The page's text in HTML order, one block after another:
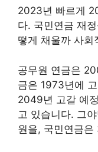
2023년 빠르게
다. 국민연금 재
떻게 채울까 사회
공무원 연금은
금은 1973년에
2049년 고갈 예
고 있습니다. 그
원을, 국민연금